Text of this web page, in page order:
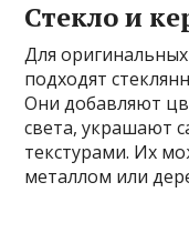
Стекло и
Для
подходят
Они добавляют
света, украшают
текстурами. Их
металлом или